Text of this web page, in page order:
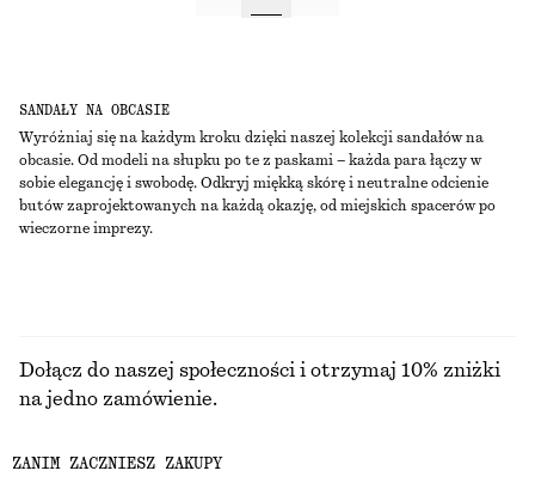
SANDAŁY NA OBCASIE
Wyróżniaj się na każdym kroku dzięki naszej kolekcji sandałów na
obcasie. Od modeli na słupku po te z paskami – każda para łączy w
sobie elegancję i swobodę. Odkryj miękką skórę i neutralne odcienie
butów zaprojektowanych na każdą okazję, od miejskich spacerów po
wieczorne imprezy.
Dołącz do naszej społeczności i otrzymaj 10% zniżki
na jedno zamówienie.
CREATE ACCOUNT
ZANIM ZACZNIESZ ZAKUPY